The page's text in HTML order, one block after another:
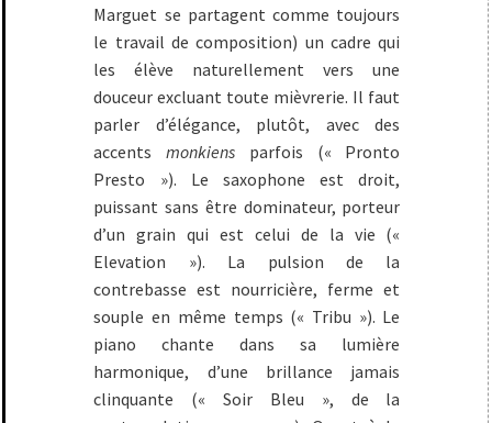
Marguet se partagent comme toujours
le travail de composition) un cadre qui
les élève naturellement vers une
douceur excluant toute mièvrerie. Il faut
parler d’élégance, plutôt, avec des
accentsmonkiens parfois (« Pronto
Presto »). Le saxophone est droit,
puissant sans être dominateur, porteur
d’un grain qui est celui de la vie («
Elevation »). La pulsion de la
contrebasse est nourricière, ferme et
souple en même temps (« Tribu »). Le
piano chante dans sa lumière
harmonique, d’une brillance jamais
clinquante (« Soir Bleu », de la